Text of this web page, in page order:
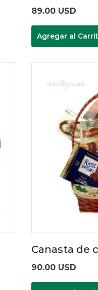
89.00 USD
Agregar al
Canasta de
90.00 USD